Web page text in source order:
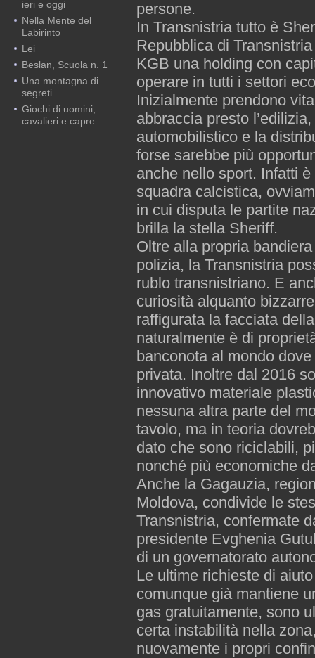
ieri e oggi
Nella Mente del
Labirinto
Lei
Beslan, Scuola n. 1
Una montagna di
segreti
Giochi di uomini,
cavalieri e capre
persone.
In Transnistria tutto è
Repubblica di
KGB una holding con
operare in tutti i settori
Inizialmente prendono
abbraccia presto
automobilistico e la
forse sarebbe più
anche nello sport. Infatti
squadra calcistica,
in cui disputa le partite
brilla la stella Sheriff.
Oltre alla propria
polizia, la Transnistria
rublo transnistriano. E
curiosità alquanto
raffigurata la facciata
naturalmente è di
banconota al mondo
privata. Inoltre dal 2016
innovativo materiale
nessuna altra parte del
tavolo, ma in teoria
dato che sono riciclabili,
nonché più economiche
Anche la Gagauzia,
Moldova, condivide le
Transnistria, confermate
presidente Evghenia
di un governatorato
Le ultime richieste di
comunque già mantiene
gas gratuitamente, sono
certa instabilità nella
nuovamente i propri